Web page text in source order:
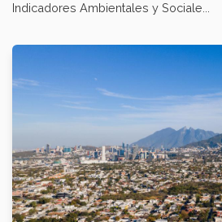
Indicadores Ambientales y Sociale...